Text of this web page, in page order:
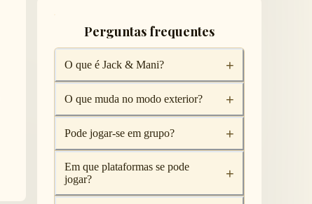
Perguntas frequentes
O que é Jack & Mani? +
O que muda no modo exterior? +
Pode jogar-se em grupo? +
Em que plataformas se pode
jogar?
+